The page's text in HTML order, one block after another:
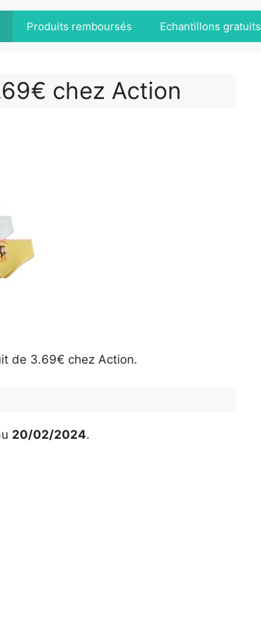
Produits remboursés Echantillons gratuits
chez Action
de 3.69€ chez Action.
20/02/2024.